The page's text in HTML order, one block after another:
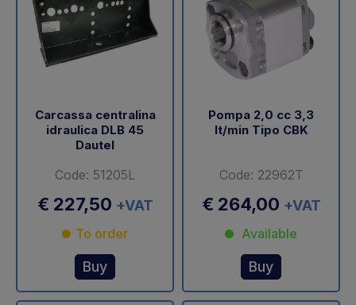
Carcassa centralina
idraulica DLB 45
Dautel
Code: 51205L
€ 227,50 +VAT
To order
Buy
Pompa 2,0 cc 3,3
lt/min Tipo CBK
Code: 22962T
€ 264,00 +VAT
Available
Buy